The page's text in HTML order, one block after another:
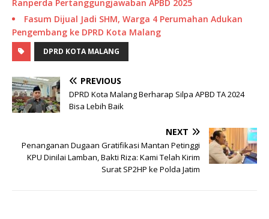
Ranperda Pertanggungjawaban APBD 2025
Fasum Dijual Jadi SHM, Warga 4 Perumahan Adukan
Pengembang ke DPRD Kota Malang
DPRD KOTA MALANG
PREVIOUS
DPRD Kota Malang Berharap Silpa APBD TA 2024
Bisa Lebih Baik
NEXT
Penanganan Dugaan Gratifikasi Mantan Petinggi
KPU Dinilai Lamban, Bakti Riza: Kami Telah Kirim
Surat SP2HP ke Polda Jatim